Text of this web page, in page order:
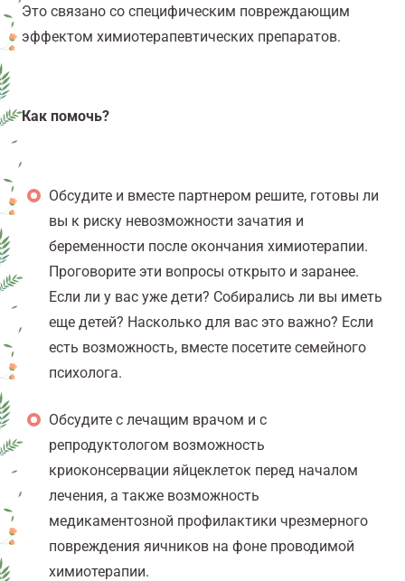
Это связано со специфическим повреждающим
эффектом химиотерапевтических препаратов.
Как помочь?
Обсудите и вместе партнером решите, готовы ли
вы к риску невозможности зачатия и
беременности после окончания химиотерапии.
Проговорите эти вопросы открыто и заранее.
Если ли у вас уже дети? Собирались ли вы иметь
еще детей? Насколько для вас это важно? Если
есть возможность, вместе посетите семейного
психолога.
Обсудите с лечащим врачом и с
репродуктологом возможность
криоконсервации яйцеклеток перед началом
лечения, а также возможность
медикаментозной профилактики чрезмерного
повреждения яичников на фоне проводимой
химиотерапии.